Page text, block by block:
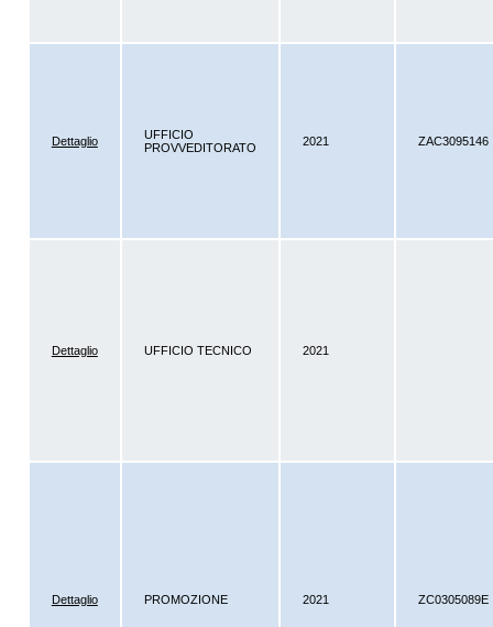
Dettaglio
UFFICIO
PROVVEDITORATO
2021 ZAC3095146
Dettaglio UFFICIO TECNICO 2021
Dettaglio PROMOZIONE 2021 ZC0305089E